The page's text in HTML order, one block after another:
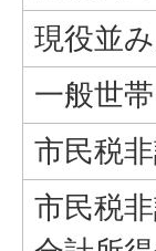
現役並
一般世帯
市民税
市民税